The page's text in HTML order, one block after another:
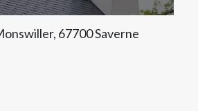
67700 Saverne